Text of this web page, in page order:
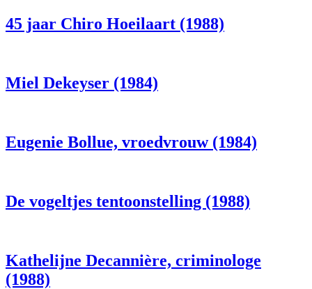
45 jaar Chiro Hoeilaart (1988)
Miel Dekeyser (1984)
Eugenie Bollue, vroedvrouw (1984)
De vogeltjes tentoonstelling (1988)
Kathelijne Decannière, criminologe
(1988)